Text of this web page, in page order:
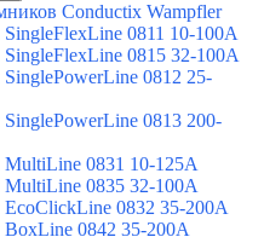
Conductix Wampfler
0811 10-100A
0815 32-100A
0812 25-
0813 200-
0831 10-125A
0835 32-100A
0832 35-200A
0842 35-200A